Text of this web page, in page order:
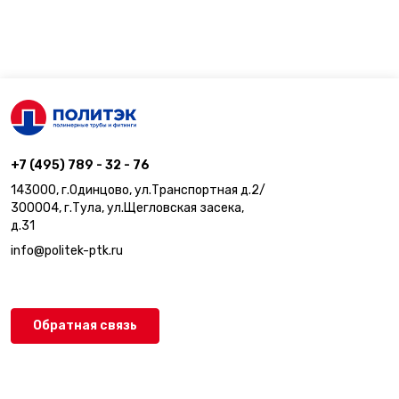
+7 (495) 789 - 32 - 76
143000, г.Одинцово, ул.Транспортная д.2/
300004, г.Тула, ул.Щегловская засека,
д.31
info@politek-ptk.ru
Обратная связь